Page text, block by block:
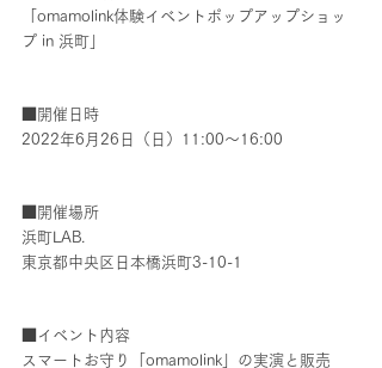
「omamolink体験イベントポップアップショッ
プ in 浜町」
■開催日時
2022年6月26日（日）11:00〜16:00
■開催場所
浜町LAB.
東京都中央区日本橋浜町3-10-1
■イベント内容
スマートお守り「omamolink」の実演と販売